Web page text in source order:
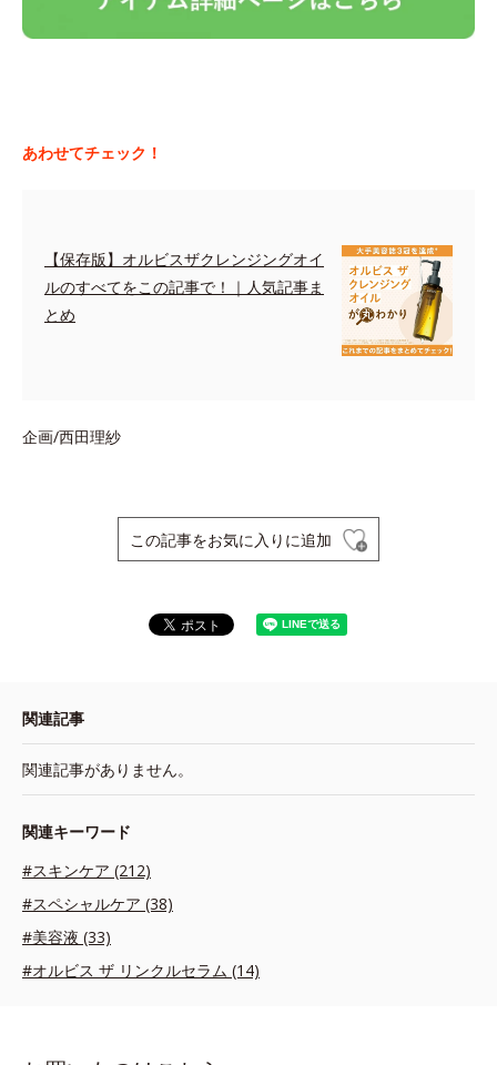
あわせてチェック！
【保存版】オルビスザクレンジングオイ
ルのすべてをこの記事で！｜人気記事ま
とめ
企画/西田理紗
この記事をお気に入りに追加
関連記事
関連記事がありません。
関連キーワード
#スキンケア (212)
#スペシャルケア (38)
#美容液 (33)
#オルビス ザ リンクルセラム (14)